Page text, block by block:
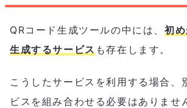
QRコード生成ツールの中には、初
生成するサービス も存在します。
こうしたサービスを利用する場合、
ビスを組み合わせる必要はありませ